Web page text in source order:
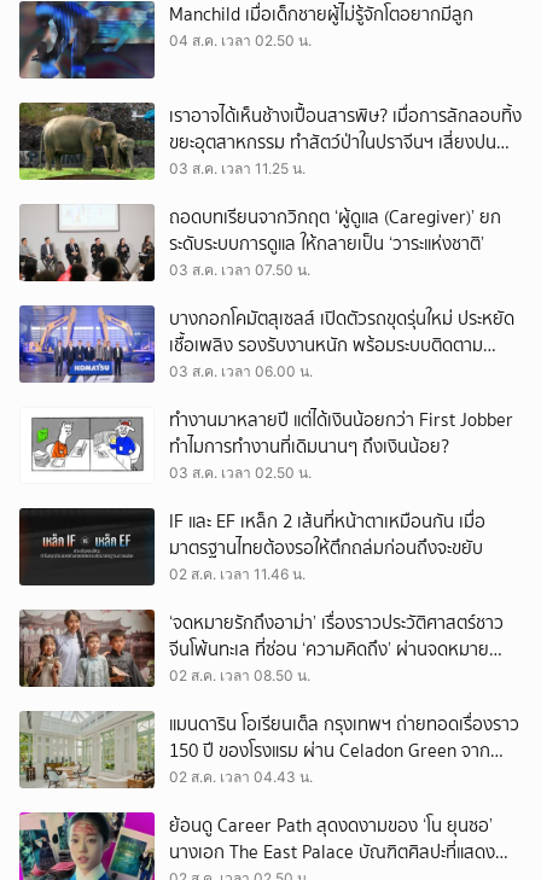
Manchild เมื่อเด็กชายผู้ไม่รู้จักโตอยากมีลูก
04 ส.ค. เวลา 02.50 น.
เราอาจได้เห็นช้างเปื้อนสารพิษ? เมื่อการลักลอบทิ้ง
ขยะอุตสาหกรรม ทำสัตว์ป่าในปราจีนฯ เสี่ยงปน
เปื้อน
03 ส.ค. เวลา 11.25 น.
ถอดบทเรียนจากวิกฤต ‘ผู้ดูแล (Caregiver)’ ยก
ระดับระบบการดูแล ให้กลายเป็น ‘วาระแห่งชาติ’
03 ส.ค. เวลา 07.50 น.
บางกอกโคมัตสุเซลส์ เปิดตัวรถขุดรุ่นใหม่ ประหยัด
เชื้อเพลิง รองรับงานหนัก พร้อมระบบติดตาม
เครื่องจักรผ่านดาวเทียม
03 ส.ค. เวลา 06.00 น.
ทำงานมาหลายปี แต่ได้เงินน้อยกว่า First Jobber
ทำไมการทำงานที่เดิมนานๆ ถึงเงินน้อย?
03 ส.ค. เวลา 02.50 น.
IF และ EF เหล็ก 2 เส้นที่หน้าตาเหมือนกัน เมื่อ
มาตรฐานไทยต้องรอให้ตึกถล่มก่อนถึงจะขยับ
02 ส.ค. เวลา 11.46 น.
‘จดหมายรักถึงอาม่า’ เรื่องราวประวัติศาสตร์ชาว
จีนโพ้นทะเล ที่ซ่อน ‘ความคิดถึง’ ผ่านจดหมาย
‘โพยก๊วน’
02 ส.ค. เวลา 08.50 น.
แมนดาริน โอเรียนเต็ล กรุงเทพฯ ถ่ายทอดเรื่องราว
150 ปี ของโรงแรม ผ่าน Celadon Green จาก
เครื่องศิลาดล
02 ส.ค. เวลา 04.43 น.
ย้อนดู Career Path สุดงดงามของ ‘โน ยุนซอ’
นางเอก The East Palace บัณฑิตศิลปะที่แสดง